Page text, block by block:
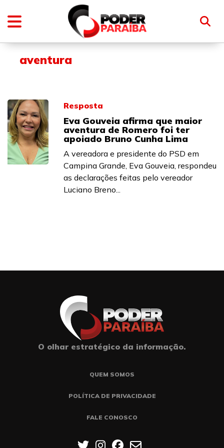
aventura
Resposta
Eva Gouveia afirma que maior
aventura de Romero foi ter
apoiado Bruno Cunha Lima
A vereadora e presidente do PSD em
Campina Grande, Eva Gouveia, respondeu
as declarações feitas pelo vereador
Luciano Breno...
O olhar estratégico da informação.
QUEM SOMOS
POLÍTICA DE PRIVACIDADE
FALE CONOSCO